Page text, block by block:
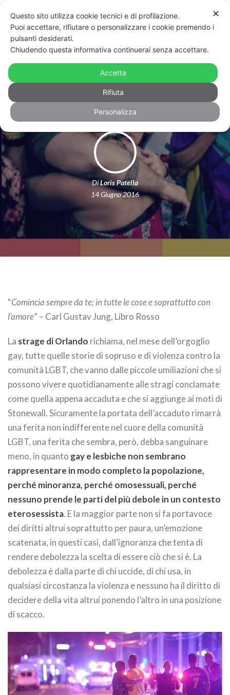
Dopo Orlando: ora tutti in campo
contro l’omofobia
DiLoris Patella
14 Giugno 2016
“Comincia sempre da te; in tutte le cose e soprattutto con
l’amore” – Carl Gustav Jung, Libro Rosso
La strage di Orlando richiama, nel mese dell’orgoglio
gay, tutte quelle storie di sopruso e di violenza contro la
comunità LGBT, che vanno dalle piccole umiliazioni che si
possono vivere quotidianamente alle stragi conclamate
come quella appena accaduta e che si aggiunge ai moti di
Stonewall. Sicuramente la portata dell’accaduto rimarrà
una ferita non indifferente nel cuore della comunità
LGBT, una ferita che sembra, però, debba sanguinare
meno, in quanto gay e lesbiche non sembrano
rappresentare in modo completo la popolazione,
perché minoranza, perché omosessuali, perché
nessuno prende le parti del più debole in un contesto
eterosessista. E la maggior parte non si fa portavoce
dei diritti altrui soprattutto per paura, un’emozione
scatenata, in questi casi, dall’ignoranza che tenta di
rendere debolezza la scelta di essere ciò che si è. La
debolezza è dalla parte di chi uccide, di chi usa, in
qualsiasi circostanza la violenza e nessuno ha il diritto di
decidere della vita altrui ponendo l’altro in una posizione
di scacco.
✕
Questo sito utilizza cookie tecnici e di profilazione.
Puoi accettare, rifiutare o personalizzare i cookie premendo i
pulsanti desiderati.
Chiudendo questa informativa continuerai senza accettare.
Accetta
Rifiuta
Personalizza